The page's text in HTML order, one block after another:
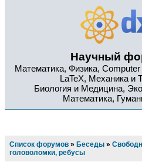
Научный
Математика, Физика,
LaTeX, Механика и
Биология и Медицина,
Математика,
Список форумов » Беседы »
головоломки, ребусы